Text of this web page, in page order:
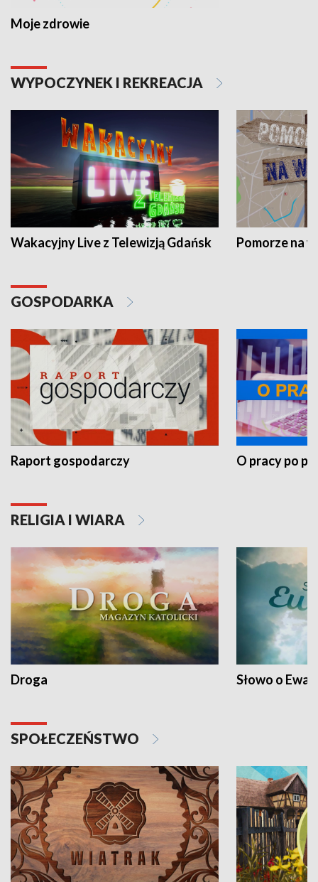
Moje zdrowie
WYPOCZYNEK I REKREACJA
Wakacyjny Live z Telewizją Gdańsk Pomorze na
GOSPODARKA
Raport gospodarczy O pracy po
RELIGIA I WIARA
Droga Słowo o
SPOŁECZEŃSTWO